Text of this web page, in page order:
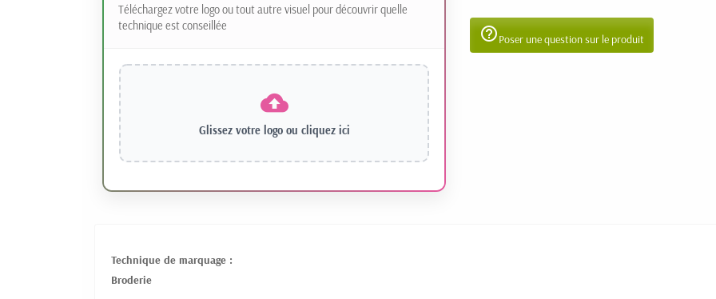
Téléchargez votre logo ou tout autre visuel pour découvrir quelle
technique est conseillée
Glissez votre logo ou cliquez ici
help_outlinePoser une question sur le produit
Technique de marquage :
Broderie